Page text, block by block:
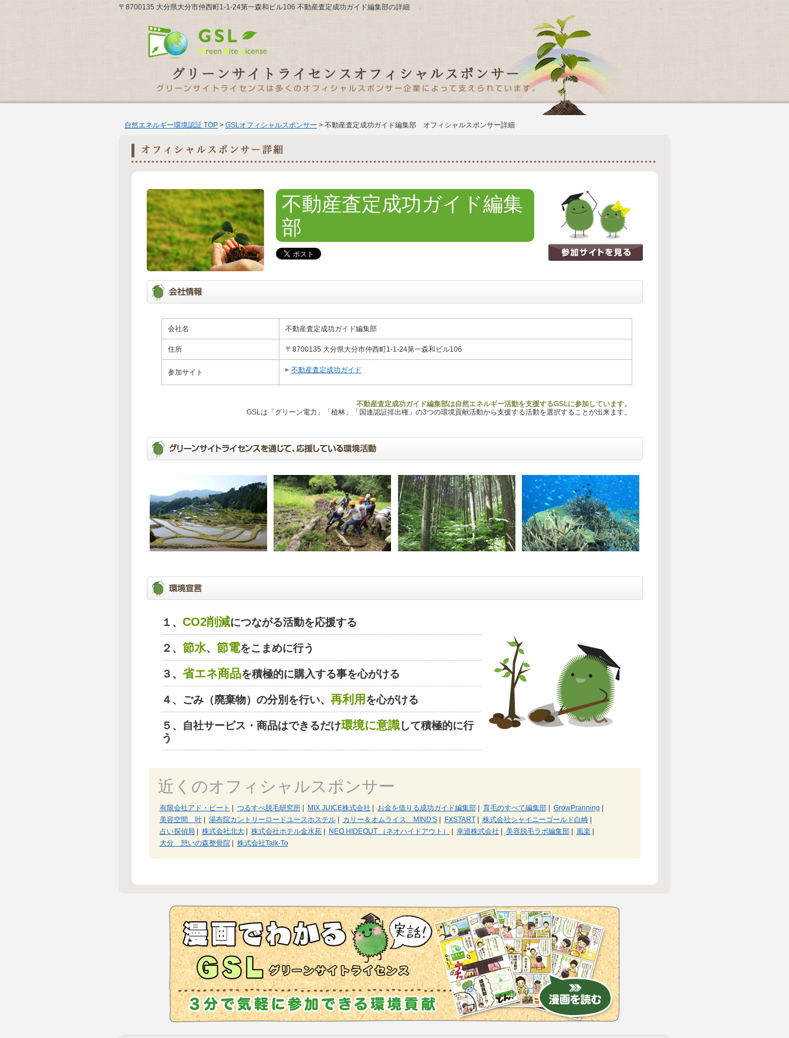
〒8700135 大分県大分市仲西町1-1-24第一森和ビル106 不動産査定成功ガイド編集部の詳細
自然エネルギー環境認証 TOP > GSLオフィシャルスポンサー > 不動産査定成功ガイド編集部 オフィシャルスポンサー詳細
不動産査定成功ガイド編集
部
会社名 不動産査定成功ガイド編集部
住所 〒8700135 大分県大分市仲西町1-1-24第一森和ビル106
参加サイト 不動産査定成功ガイド
不動産査定成功ガイド編集部は自然エネルギー活動を支援するGSLに参加しています。
GSLは「グリーン電力」「植林」「国連認証排出権」の3つの環境貢献活動から支援する活動を選択することが出来ます。
１、 CO2削減につながる活動を応援する
２、 節水、 節電をこまめに行う
３、 省エネ商品を積極的に購入する事を心がける
４、ごみ（廃棄物）の分別を行い、 再利用 を心がける
５、自社サービス・商品はできるだけ環境に意識して積極的に行
う
近くのオフィシャルスポンサー
有限会社アド・ビート つるすべ脱毛研究所| MIX JUICE株式会社 お金を借りる成功ガイド編集部| 育毛のすべて編集部| GrowPranning
美容空間 叶| 湯布院カントリーロードユースホステル| カリー＆オムライス MIND'S| FXSTART| 株式会社シャイニーゴールド白崎|
占い探偵局
株式会社北大| 株式会社ホテル金水苑| NEO HIDEOUT （ネオハイドアウト） 幸巡株式会社 美容脱毛ラボ編集部| 風楽|
大分 憩いの森整骨院| 株式会社Talk-To